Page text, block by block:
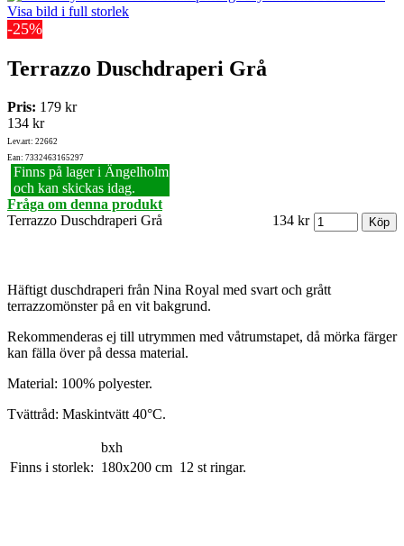
Visa bild i full storlek
-25%
Terrazzo Duschdraperi Grå
Pris: 179 kr
134 kr
Lev.art: 22662
Ean: 7332463165297
Finns på lager i Ängelholm
och kan skickas idag.
Fråga om denna produkt
Terrazzo Duschdraperi Grå
134 kr
Häftigt duschdraperi från Nina Royal med svart och grått
terrazzomönster på en vit bakgrund.
Rekommenderas ej till utrymmen med våtrumstapet, då mörka färger
kan fälla över på dessa material.
Material: 100% polyester.
Tvättråd: Maskintvätt 40°C.
bxh
Finns i storlek: 180x200 cm 12 st ringar.